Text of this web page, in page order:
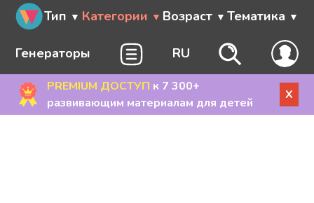
Тип Категории Возраст Тематика
Генераторы RU
PREMIUM ДОСТУП к 7 300+
развивающим материалам для детей
X